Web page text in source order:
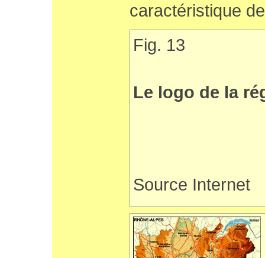
caractéristique
Fig. 13
Le logo de la
Source Internet